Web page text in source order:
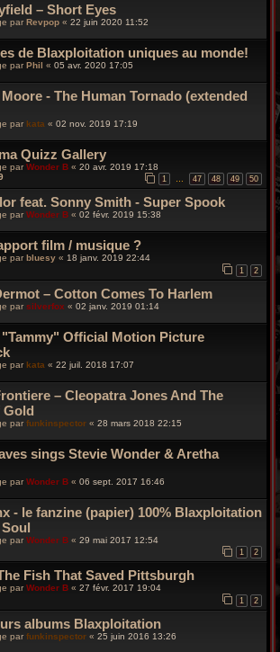
– Short Eyes
par Revpop « 22 juin 2020 11:52
de Blaxploitation uniques au monde!
parPhil « 05 avr. 2020 17:05
- The Human Tornado (extended
par kata « 02 nov. 2019 17:19
Quizz Gallery
parWonder B « 20 avr. 2019 17:18
1 … 47 48 49 50
feat. Sonny Smith - Super Spook
par Wonder B « 02 févr. 2019 15:38
film / musique ?
parbluesy « 18 janv. 2019 22:44
1 2
– Cotton Comes To Harlem
par silverfox « 02 janv. 2019 01:14
Official Motion Picture
par kata « 22 juil. 2018 17:07
– Cleopatra Jones And The
Gold
par funkinspector « 28 mars 2018 22:15
sings Stevie Wonder & Aretha
par Wonder B « 06 sept. 2017 16:46
- le fanzine (papier) 100% Blaxploitation
par Wonder B « 29 mai 2017 12:54
1 2
Fish That Saved Pittsburgh
parWonder B « 27 févr. 2017 19:04
1 2
albums Blaxploitation
par funkinspector « 25 juin 2016 13:26